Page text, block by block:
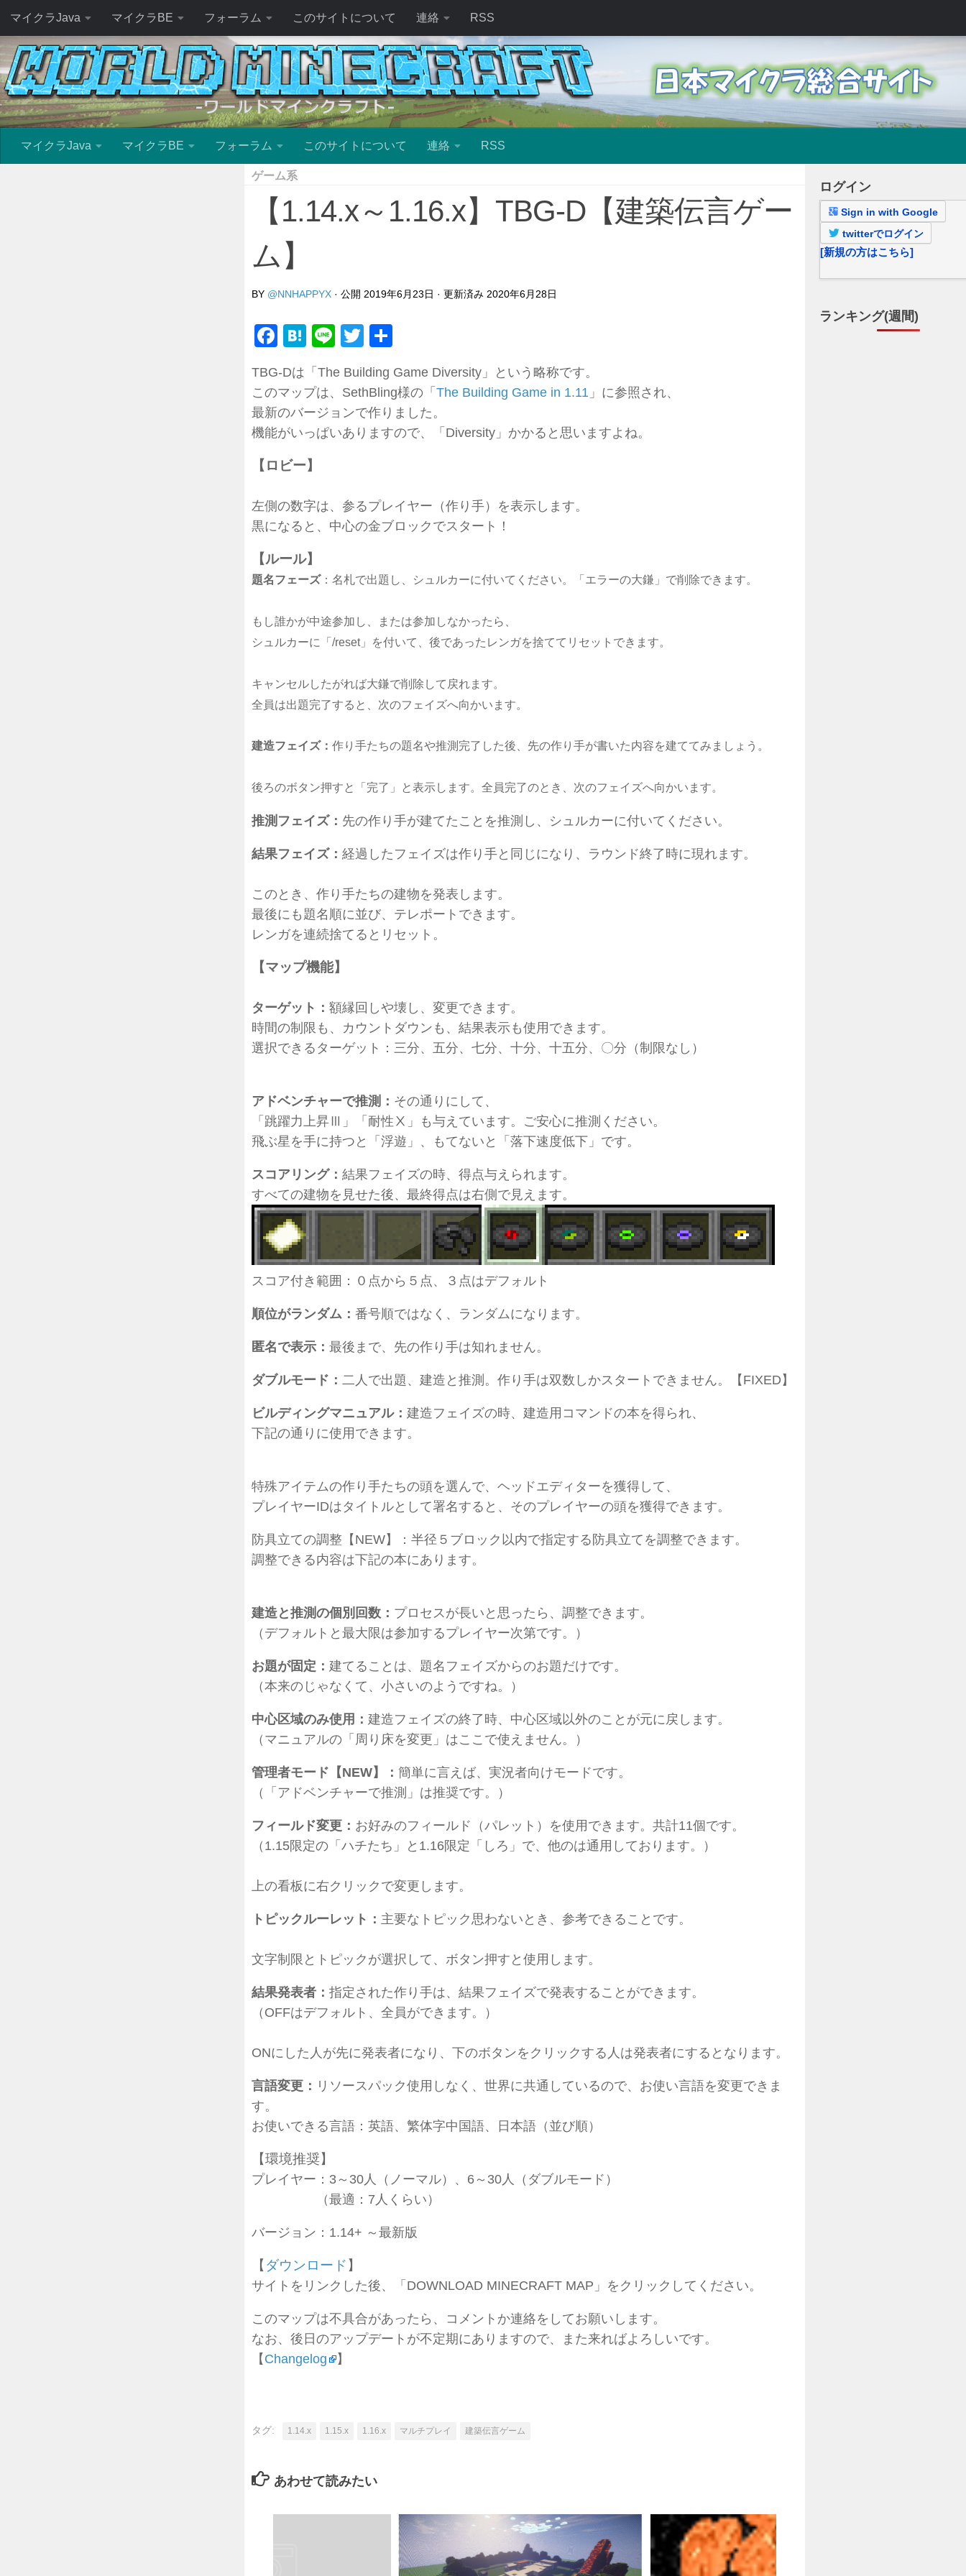
マイクラJava マイクラBE フォーラム このサイトについて 連絡 RSS
マイクラJava マイクラBE フォーラム このサイトについて 連絡 RSS
ゲーム系
【1.14.x～1.16.x】TBG-D【建築伝言ゲー
ム】
BY @NNHAPPYX · 公開 2019年6月23日 · 更新済み 2020年6月28日
Facebook
Hatena
LineTwitter
TBG-Dは「The Building Game Diversity」という略称です。
このマップは、SethBling様の「 The Building Game in 1.11 」に参照され、
最新のバージョンで作りました。
機能がいっぱいありますので、「Diversity」かかると思いますよね。
【ロビー】
左側の数字は、参るプレイヤー（作り手）を表示します。
黒になると、中心の金ブロックでスタート！
【ルール】
題名フェーズ：名札で出題し、シュルカーに付いてください。「エラーの大鎌」で削除できます。
もし誰かが中途参加し、または参加しなかったら、
シュルカーに「/reset」を付いて、後であったレンガを捨ててリセットできます。
キャンセルしたがれば大鎌で削除して戻れます。
全員は出題完了すると、次のフェイズへ向かいます。
建造フェイズ： 作り手たちの題名や推測完了した後、先の作り手が書いた内容を建ててみましょう。
後ろのボタン押すと「完了」と表示します。全員完了のとき、次のフェイズへ向かいます。
推測フェイズ： 先の作り手が建てたことを推測し、シュルカーに付いてください。
結果フェイズ： 経過したフェイズは作り手と同じになり、ラウンド終了時に現れます。
このとき、作り手たちの建物を発表します。
最後にも題名順に並び、テレポートできます。
レンガを連続捨てるとリセット。
【マップ機能】
ターゲット： 額縁回しや壊し、変更できます。
時間の制限も、カウントダウンも、結果表示も使用できます。
選択できるターゲット：三分、五分、七分、十分、十五分、〇分（制限なし）
アドベンチャーで推測： その通りにして、
「跳躍力上昇Ⅲ」「耐性Ⅹ」も与えています。ご安心に推測ください。
飛ぶ星を手に持つと「浮遊」、もてないと「落下速度低下」です。
スコアリング： 結果フェイズの時、得点与えられます。
すべての建物を見せた後、最終得点は右側で見えます。
スコア付き範囲：０点から５点、３点はデフォルト
順位がランダム： 番号順ではなく、ランダムになります。
匿名で表示： 最後まで、先の作り手は知れません。
ダブルモード： 二人で出題、建造と推測。作り手は双数しかスタートできません。【FIXED】
ビルディングマニュアル： 建造フェイズの時、建造用コマンドの本を得られ、
下記の通りに使用できます。
特殊アイテムの作り手たちの頭を選んで、ヘッドエディターを獲得して、
プレイヤーIDはタイトルとして署名すると、そのプレイヤーの頭を獲得できます。
防具立ての調整【NEW】：半径５ブロック以内で指定する防具立てを調整できます。
調整できる内容は下記の本にあります。
建造と推測の個別回数： プロセスが長いと思ったら、調整できます。
（デフォルトと最大限は参加するプレイヤー次第です。）
お題が固定： 建てることは、題名フェイズからのお題だけです。
（本来のじゃなくて、小さいのようですね。）
中心区域のみ使用： 建造フェイズの終了時、中心区域以外のことが元に戻します。
（マニュアルの「周り床を変更」はここで使えません。）
管理者モード【NEW】： 簡単に言えば、実況者向けモードです。
（「アドベンチャーで推測」は推奨です。）
フィールド変更： お好みのフィールド（パレット）を使用できます。共計11個です。
（1.15限定の「ハチたち」と1.16限定「しろ」で、他のは通用しております。）
上の看板に右クリックで変更します。
トピックルーレット： 主要なトピック思わないとき、参考できることです。
文字制限とトピックが選択して、ボタン押すと使用します。
結果発表者： 指定された作り手は、結果フェイズで発表することができます。
（OFFはデフォルト、全員ができます。）
ONにした人が先に発表者になり、下のボタンをクリックする人は発表者にするとなります。
言語変更： リソースパック使用しなく、世界に共通しているので、お使い言語を変更できま
す。
お使いできる言語：英語、繁体字中国語、日本語（並び順）
【環境推奨】
プレイヤー：3～30人（ノーマル）、6～30人（ダブルモード）
（最適：7人くらい）
バージョン：1.14+ ～最新版
【 ダウンロード 】
サイトをリンクした後、「DOWNLOAD MINECRAFT MAP」をクリックしてください。
このマップは不具合があったら、コメントか連絡をしてお願いします。
なお、後日のアップデートが不定期にありますので、また来ればよろしいです。
【 Changelog 】
タグ: 1.14.x 1.15.x 1.16.x マルチプレイ 建築伝言ゲーム
あわせて読みたい
ログイン
Sign in with Google
twitterでログイン
[新規の方はこちら]
ランキング(週間)